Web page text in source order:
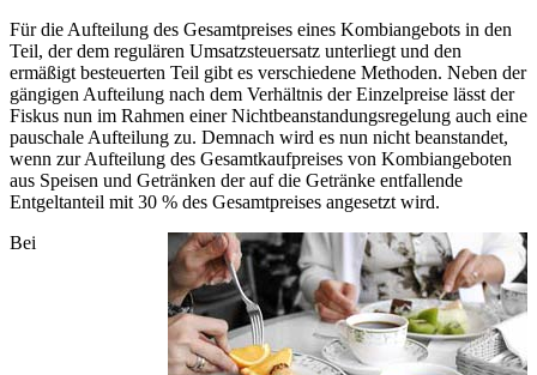
Für die Aufteilung des Gesamtpreises eines Kombiangebots in den
Teil, der dem regulären Umsatzsteuersatz unterliegt und den
ermäßigt besteuerten Teil gibt es verschiedene Methoden. Neben der
gängigen Aufteilung nach dem Verhältnis der Einzelpreise lässt der
Fiskus nun im Rahmen einer Nichtbeanstandungsregelung auch eine
pauschale Aufteilung zu. Demnach wird es nun nicht beanstandet,
wenn zur Aufteilung des Gesamtkaufpreises von Kombiangeboten
aus Speisen und Getränken der auf die Getränke entfallende
Entgeltanteil mit 30 % des Gesamtpreises angesetzt wird.
Bei